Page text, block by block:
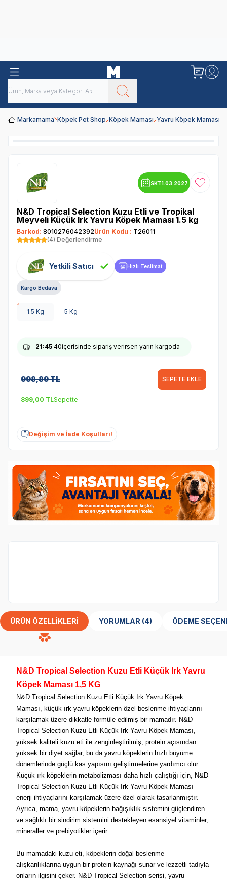
Markamama Köpek Pet Shop Köpek Maması Yavru Köpek Maması
SKT1.03.2027 Favoriye
N&D Tropical Selection Kuzu Etli ve Tropikal
Meyveli Küçük Irk Yavru Köpek Maması 1.5 kg
Barkod: 8010276042392Ürün Kodu : T26011
(4) Değerlendirme
Yetkili Satıcı Hızlı Teslimat
Kargo Bedava
1.5 Kg 5 Kg
21:45:40içerisinde sipariş verirsen yarın kargoda
998,89TL SEPETE EKLE
899,00 TLSepette
Değişim ve İade Koşulları!
ÜRÜN ÖZELLIKLERI YORUMLAR (4) ÖDEME
N&D Tropical Selection Kuzu Etli Küçük Irk Yavru
Köpek Maması 1,5 KG
N&D Tropical Selection Kuzu Etli Küçük Irk Yavru Köpek
Maması, küçük ırk yavru köpeklerin özel beslenme ihtiyaçlarını
karşılamak üzere dikkatle formüle edilmiş bir mamadır. N&D
Tropical Selection Kuzu Etli Küçük Irk Yavru Köpek Maması,
yüksek kaliteli kuzu eti ile zenginleştirilmiş, protein açısından
yüksek bir diyet sağlar, bu da yavru köpeklerin hızlı büyüme
dönemlerinde güçlü kas yapısını geliştirmelerine yardımcı olur.
Küçük ırk köpeklerin metabolizması daha hızlı çalıştığı için, N&D
Tropical Selection Kuzu Etli Küçük Irk Yavru Köpek Maması
enerji ihtiyaçlarını karşılamak üzere özel olarak tasarlanmıştır.
Ayrıca, mama, yavru köpeklerin bağışıklık sistemini güçlendiren
ve sağlıklı bir sindirim sistemini destekleyen esansiyel vitaminler,
mineraller ve prebiyotikler içerir.
Bu mamadaki kuzu eti, köpeklerin doğal beslenme
alışkanlıklarına uygun bir protein kaynağı sunar ve lezzetli tadıyla
onların ilgisini çeker. N&D Tropical Selection serisi, yavru